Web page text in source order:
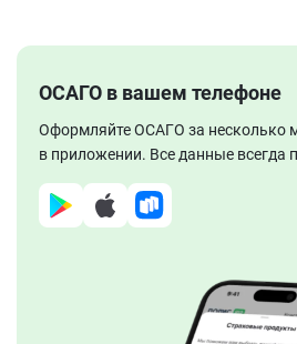
ОСАГО в вашем телефоне
Оформляйте ОСАГО за несколько
в приложении. Все данные всегда